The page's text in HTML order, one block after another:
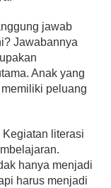
jawab
Jawabannya
Anak yang
peluang
literasi
hanya menjadi
harus menjadi